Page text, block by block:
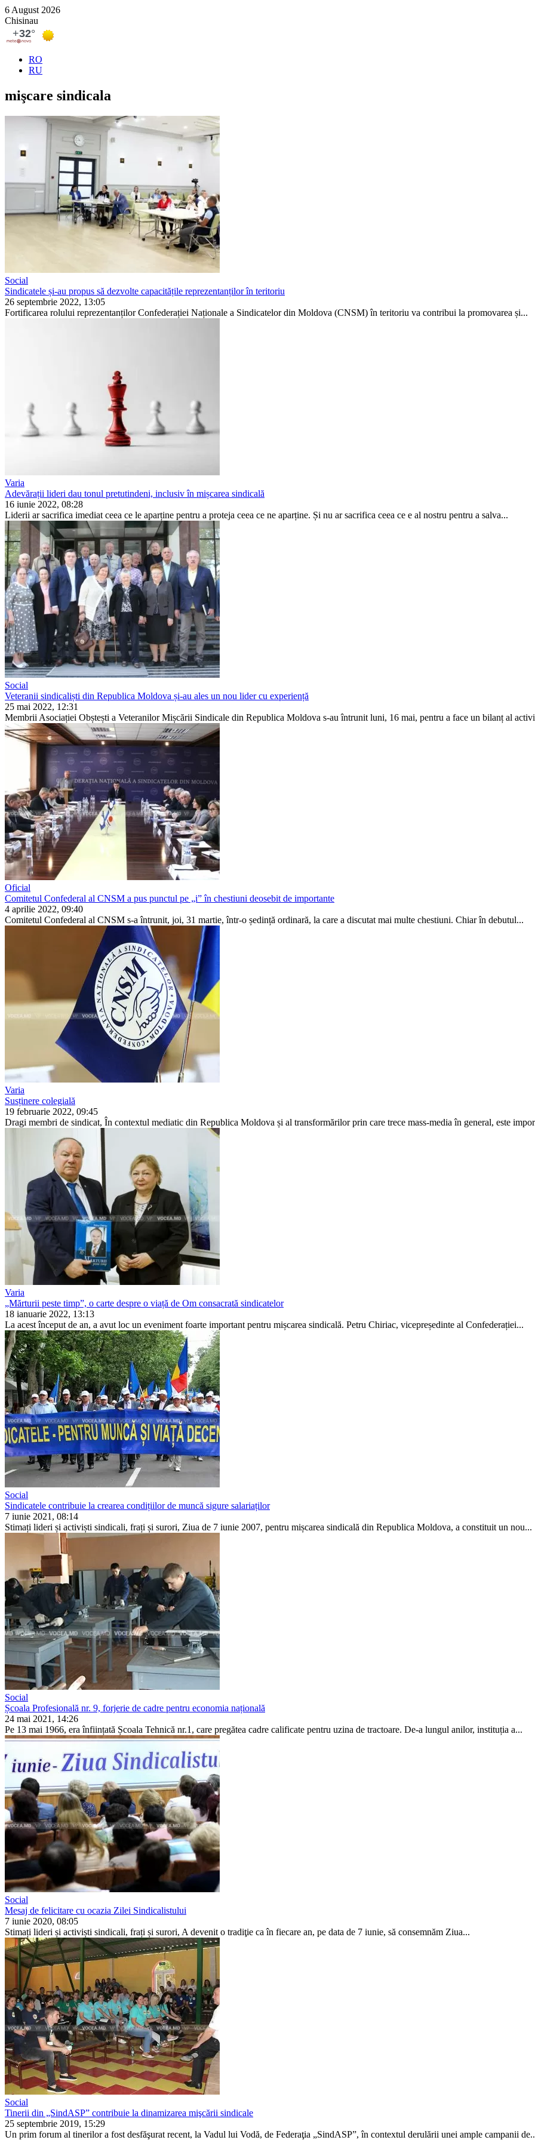
6 August 2026
Chisinau
RO
RU
mişcare sindicala
Social
Sindicatele și-au propus să dezvolte capacitățile reprezentanților în teritoriu
26 septembrie 2022, 13:05
Fortificarea rolului reprezentanților Confederației Naționale a Sin­dicatelor din Moldova (CNSM) în teritoriu va contribui la promovarea și...
Varia
Adevărații lideri dau tonul pretutindeni, inclusiv în mișcarea sindicală
16 iunie 2022, 08:28
Liderii ar sacrifica imediat ceea ce le aparține pentru a pro­teja ceea ce ne aparține. Și nu ar sacrifica ceea ce e al nostru pen­tru a salva...
Social
Veteranii sindicaliști din Republica Moldova și-au ales un nou lider cu experiență
25 mai 2022, 12:31
Membrii Asociației Obștești a Veteranilor Mișcării Sindicale din Republi­ca Moldova s-au întrunit luni, 16 mai, pentru a face un bilanț al
Oficial
Comitetul Confederal al CNSM a pus punctul pe „i” în chestiuni deosebit de importante
4 aprilie 2022, 09:40
Comitetul Confederal al CNSM s-a întrunit, joi, 31 martie, într-o ședință ordinară, la care a dis­cutat mai multe chestiuni. Chiar în debutul...
Varia
Susținere colegială
19 februarie 2022, 09:45
Dragi membri de sindicat, În contextul mediatic din Republi­ca Moldova și al transformărilor prin care trece mass-media în general, este
Varia
„Mărturii peste timp”, o carte despre o viață de Om consacrată sindicatelor
18 ianuarie 2022, 13:13
La acest început de an, a avut loc un eveniment foarte important pen­tru mișcarea sindicală. Petru Chiri­ac, vicepreședinte al Confederației...
Social
Sindicatele contribuie la crearea condițiilor de muncă sigure salariaților
7 iunie 2021, 08:14
Stimați lideri și activiști sindicali, frați și surori, Ziua de 7 iunie 2007, pentru mișcarea sindicală din Republica Moldova, a constituit un nou...
Social
Școala Profesională nr. 9, forjerie de cadre pentru economia națională
24 mai 2021, 14:26
Pe 13 mai 1966, era înființată Școala Tehnică nr.1, care pre­gătea cadre calificate pentru uzina de tractoare. De-a lun­gul anilor, instituția a...
Social
Mesaj de felicitare cu ocazia Zilei Sindicalistului
7 iunie 2020, 08:05
Stimați lideri și activiști sindicali, frați și surori, A devenit o tradiţie ca în fiecare an, pe data de 7 iunie, să consemnăm Ziua...
Social
Tinerii din „SindASP” contribuie la dinamizarea mişcării sindicale
25 septembrie 2019, 15:29
Un prim forum al tinerilor a fost desfăşurat recent, la Vadul lui Vodă, de Fede­raţia „SindASP”, în contextul deru­lării unei ample campanii